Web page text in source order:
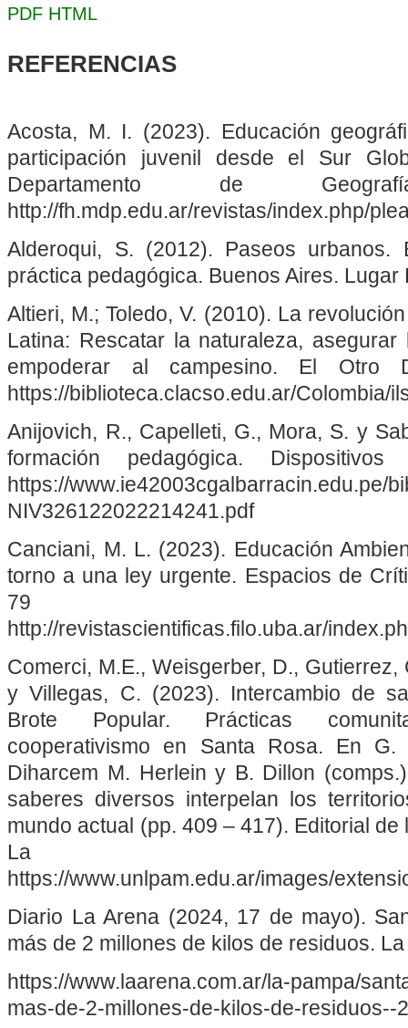
PDF HTML
REFERENCIAS
Acosta, M. I. (2023). Educación
participación juvenil desde el Sur
Departamento de
http://fh.mdp.edu.ar/revistas/index.php/
Alderoqui, S. (2012). Paseos
práctica pedagógica. Buenos Aires. Lugar
Altieri, M.; Toledo, V. (2010). La
Latina: Rescatar la naturaleza,
empoderar al campesino. El Otro
https://biblioteca.clacso.edu.ar/Colombia/
Anijovich, R., Capelleti, G., Mora, S. y
formación pedagógica.
https://www.ie42003cgalbarracin.edu.pe/
NIV326122022214241.pdf
Canciani, M. L. (2023). Educación
torno a una ley urgente. Espacios de
79
http://revistascientificas.filo.uba.ar/
Comerci, M.E., Weisgerber, D.,
y Villegas, C. (2023). Intercambio de
Brote Popular. Prácticas
cooperativismo en Santa Rosa. En
Diharcem M. Herlein y B. Dillon
saberes diversos interpelan los
mundo actual (pp. 409 – 417). Editorial
La
https://www.unlpam.edu.ar/images/
Diario La Arena (2024, 17 de mayo).
más de 2 millones de kilos de residuos.
https://www.laarena.com.ar/la-pampa/
mas-de-2-millones-de-kilos-de-residuos--